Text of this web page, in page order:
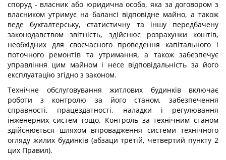
споруд - власник або юридична особа, яка за договором з
власником утримує на балансі відповідне майно, а також
веде бухгалтерську, статистичну та іншу передбачену
законодавством звітність, здійснює розрахунки коштів,
необхідних для своєчасного проведення капітального і
поточного ремонтів та утримання, а також забезпечує
управління цим майном і несе відповідальність за його
експлуатацію згідно з законом.
Технічне обслуговування житлових будинків включає
роботи з контролю за його станом, забезпечення
справності, працездатності, наладки і регулювання
інженерних систем тощо. Контроль за технічним станом
здійснюється шляхом впровадження системи технічного
огляду жилих будинків (абзаци третій, четвертий пункту 2
цих Правил).